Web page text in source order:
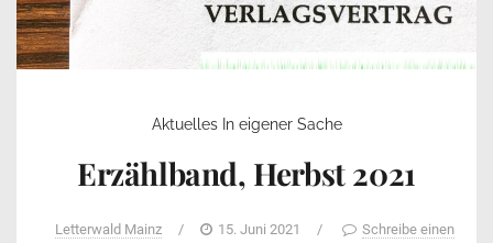
Aktuelles In eigener Sache
Erzählband, Herbst 2021
Letterwald Mainz / 15. Juni 2021 /
Schreibe einen